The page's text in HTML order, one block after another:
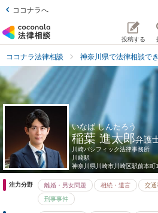
ココナラへ
投稿する
ココナラ法律相談 神奈川県で法律相談で
いなば しんたろう
稲葉 進太郎弁護
川崎パシフィック法律事務所
川崎駅
神奈川県 川崎市川崎区駅前本
注力分野 離婚・男女問題 相続・遺言 交通
刑事事件